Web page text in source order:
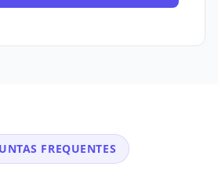
FREQUENTES